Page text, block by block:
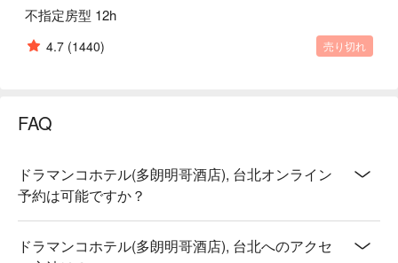
不指定房型 12h
4.7 (1440) 売り切れ
FAQ
ドラマンコホテル(多朗明哥酒店), 台北オンライン
予約は可能ですか？
ドラマンコホテル(多朗明哥酒店), 台北へのアクセ